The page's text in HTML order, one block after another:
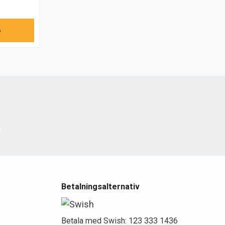
Betalningsalternativ
Betala med Swish: 123 333 1436